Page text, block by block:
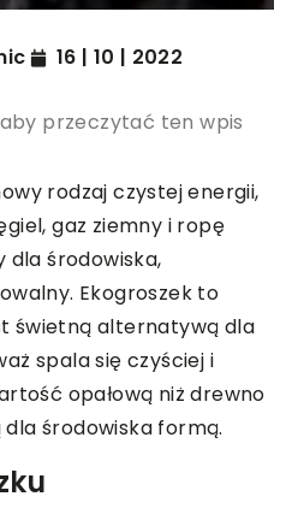
16 | 10 | 2022
przeczytać ten wpis
rodzaj czystej energii,
gaz ziemny i ropę
dla środowiska,
Ekogroszek to
świetną alternatywą dla
spala się czyściej i
opałową niż drewno
środowiska formą.